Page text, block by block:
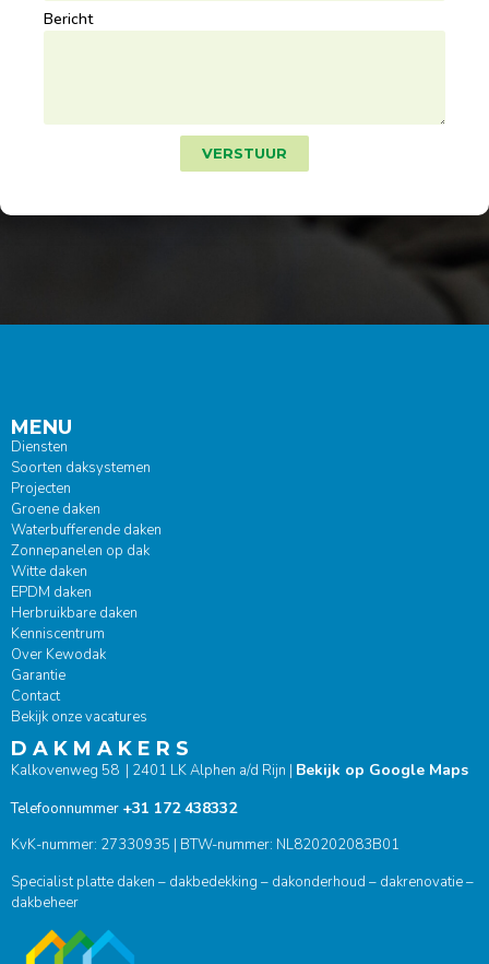
Bericht
VERSTUUR
MENU
Diensten
Soorten daksystemen
Projecten
Groene daken
Waterbufferende daken
Zonnepanelen op dak
Witte daken
EPDM daken
Herbruikbare daken
Kenniscentrum
Over Kewodak
Garantie
Contact
Bekijk onze vacatures
D A K M A K E R S
Kalkovenweg 58 | 2401 LK Alphen a/d Rijn | Bekijk op Google Maps
Telefoonnummer +31 172 438332
KvK-nummer: 27330935 | BTW-nummer: NL820202083B01
Specialist platte daken – dakbedekking – dakonderhoud – dakrenovatie –
dakbeheer